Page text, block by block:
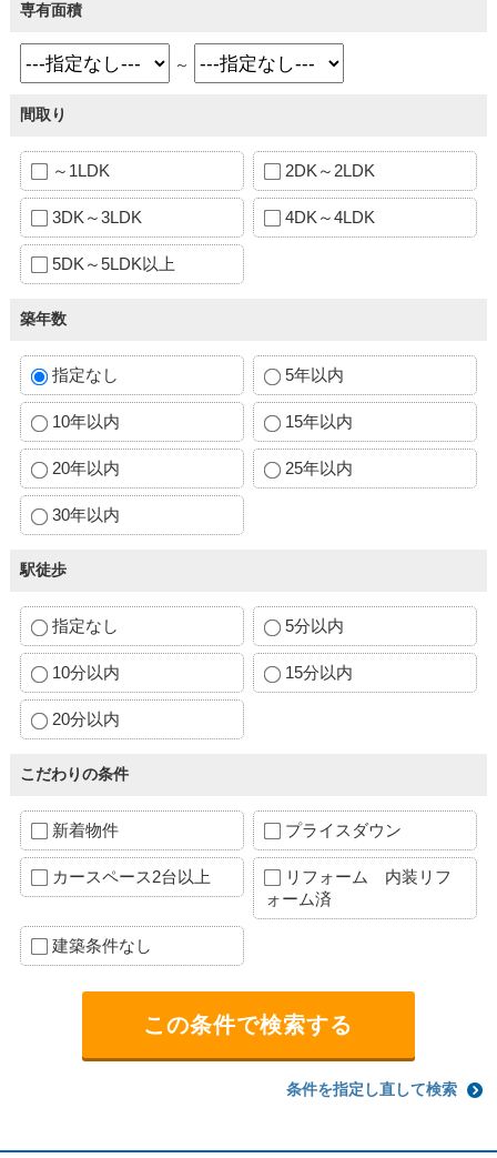
専有面積
～
間取り
～1LDK 2DK～2LDK
3DK～3LDK 4DK～4LDK
5DK～5LDK以上
築年数
指定なし 5年以内
10年以内 15年以内
20年以内 25年以内
30年以内
駅徒歩
指定なし 5分以内
10分以内 15分以内
20分以内
こだわりの条件
新着物件 プライスダウン
カースペース2台以上
リフォーム 内装リフ
ォーム済
建築条件なし
条件を指定し直して検索